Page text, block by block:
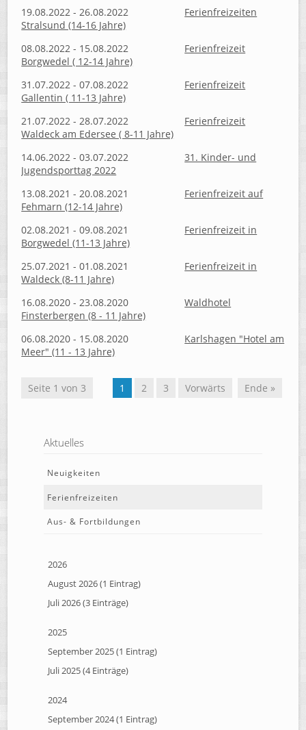
19.08.2022 - 26.08.2022
Ferienfreizeiten
Stralsund (14-16 Jahre)
08.08.2022 - 15.08.2022
Ferienfreizeit
Borgwedel ( 12-14 Jahre)
31.07.2022 - 07.08.2022
Ferienfreizeit
Gallentin ( 11-13 Jahre)
21.07.2022 - 28.07.2022
Ferienfreizeit
Waldeck am Edersee ( 8-11 Jahre)
14.06.2022 - 03.07.2022
31. Kinder- und
Jugendsporttag 2022
13.08.2021 - 20.08.2021
Ferienfreizeit auf
Fehmarn (12-14 Jahre)
02.08.2021 - 09.08.2021
Ferienfreizeit in
Borgwedel (11-13 Jahre)
25.07.2021 - 01.08.2021
Ferienfreizeit in
Waldeck (8-11 Jahre)
16.08.2020 - 23.08.2020
Waldhotel
Finsterbergen (8 - 11 Jahre)
06.08.2020 - 15.08.2020
Karlshagen "Hotel am
Meer" (11 - 13 Jahre)
Seite 1 von 3 1 2 3 Vorwärts Ende »
Aktuelles
Neuigkeiten
Ferienfreizeiten
Aus- & Fortbildungen
2026
August 2026 (1 Eintrag)
Juli 2026 (3 Einträge)
2025
September 2025 (1 Eintrag)
Juli 2025 (4 Einträge)
2024
September 2024 (1 Eintrag)